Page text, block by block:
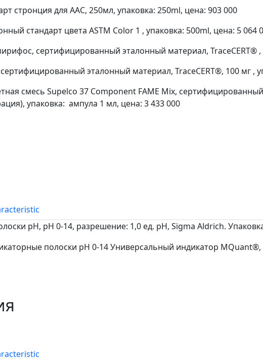
стронция для ААС, 250мл, упаковка: 250ml, цена: 903 000
стандарт цвета ASTM Color 1 , упаковка: 500ml, цена: 5 064
сертифицированный эталонный материал, TraceCERT® ,
эталонный материал, TraceCERT®, 100 мг ,
смесь Supelco 37 Component FAME Mix,
упаковка: ампула 1 мл, цена: 3 433 000
pH, pH 0-14, разрешение: 1,0 ед. pH, Sigma Aldrich.
полоски pH 0-14 Универсальный индикатор